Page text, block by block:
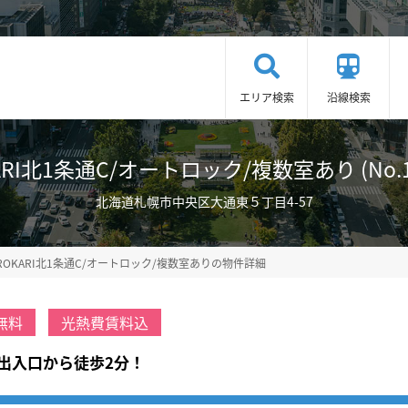
エリア検索 沿線検索
北1条通C/オートロック/複数室あり
北海道札幌市中央区大通東５丁目4-57
北1条通C/オートロック/複数室ありの物件詳細
料 光熱費賃料込
入口から徒歩2分！